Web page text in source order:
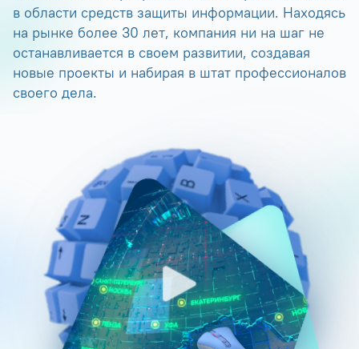
в области средств защиты информации. Находясь
на рынке более 30 лет, компания ни на шаг не
останавливается в своем развитии, создавая
новые проекты и набирая в штат профессионалов
своего дела.